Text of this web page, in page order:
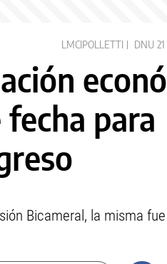
LMCIPOLLETTI DNU
para
Bicameral, la misma